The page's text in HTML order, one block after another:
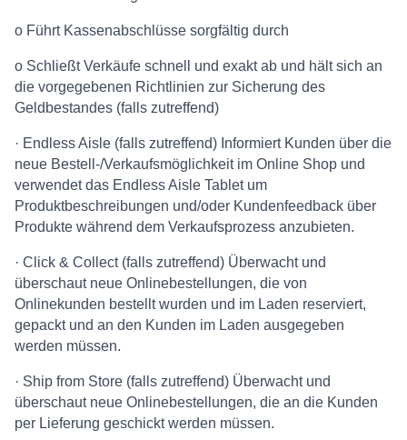
o Führt Kassenabschlüsse sorgfältig durch
o Schließt Verkäufe schnell und exakt ab und hält sich an
die vorgegebenen Richtlinien zur Sicherung des
Geldbestandes (falls zutreffend)
· Endless Aisle (falls zutreffend) Informiert Kunden über die
neue Bestell-/Verkaufsmöglichkeit im Online Shop und
verwendet das Endless Aisle Tablet um
Produktbeschreibungen und/oder Kundenfeedback über
Produkte während dem Verkaufsprozess anzubieten.
· Click & Collect (falls zutreffend) Überwacht und
überschaut neue Onlinebestellungen, die von
Onlinekunden bestellt wurden und im Laden reserviert,
gepackt und an den Kunden im Laden ausgegeben
werden müssen.
· Ship from Store (falls zutreffend) Überwacht und
überschaut neue Onlinebestellungen, die an die Kunden
per Lieferung geschickt werden müssen.